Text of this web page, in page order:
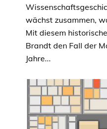
wächst zusammen,
Mit diesem
Brandt den Fall der
Jahre...